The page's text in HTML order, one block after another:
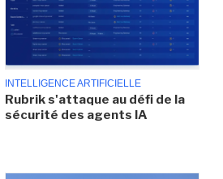
INTELLIGENCE ARTIFICIELLE
Rubrik s'attaque au défi de la
sécurité des agents IA